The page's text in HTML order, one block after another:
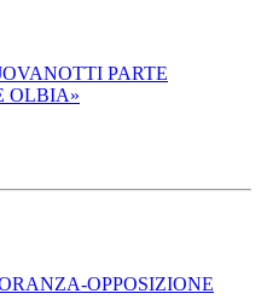
PARTE
OLBIA»
OPPOSIZIONE